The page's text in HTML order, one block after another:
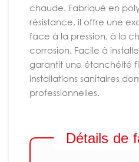
chaude. Fabriqué en
résistance, il offre une
face à la pression, à la
corrosion. Facile à
garantit une étanchéité
installations sanitaires
professionnelles.
Détails de